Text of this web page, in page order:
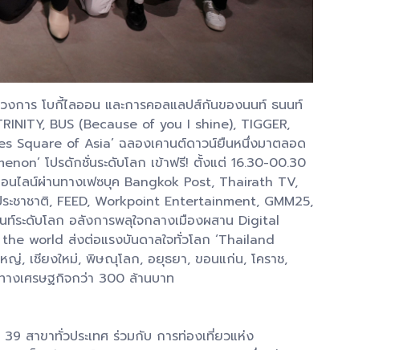
าร โบกี้ไลออน และการคอลแลปส์กันของนนท์ ธนนท์
BUS (Because of you I shine), TIGGER,
Square of Asia’ ฉลองเคานต์ดาวน์ยืนหนึ่งมาตลอด
โปรดักชั่นระดับโลก เข้าฟรี! ตั้งแต่ 16.30-00.30
ไลน์ผ่านทางเฟซบุค Bangkok Post, Thairath TV,
าชาติ, FEED, Workpoint Entertainment, GMM25,
ระดับโลก อลังการพลุใจกลางเมืองผสาน Digital
world ส่งต่อแรงบันดาลใจทั่วโลก ‘Thailand
ญ่, เชียงใหม่, พิษณุโลก, อยุธยา, ขอนแก่น, โคราช,
างเศรษฐกิจกว่า 300 ล้านบาท
สาขาทั่วประเทศ ร่วมกับ การท่องเที่ยวแห่ง